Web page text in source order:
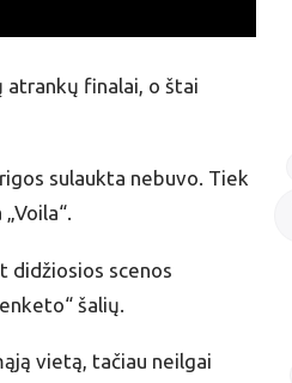
atrankų finalai, o štai
sulaukta nebuvo. Tiek
didžiosios scenos
šalių.
vietą, tačiau neilgai